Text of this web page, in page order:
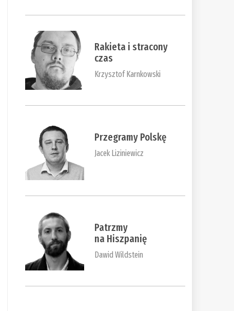
Rakieta i stracony
czas
Krzysztof Karnkowski
Przegramy Polskę
Jacek Liziniewicz
Patrzmy
na Hiszpanię
Dawid Wildstein